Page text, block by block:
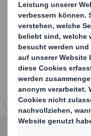
Carousel. Use
Klicken Sie zum